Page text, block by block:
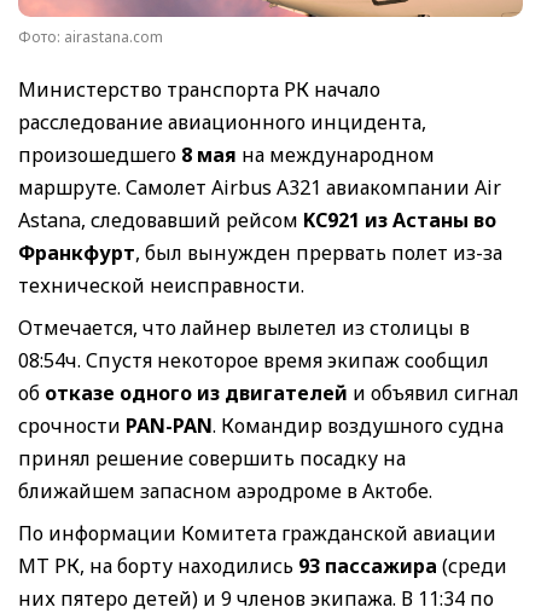
Фото: airastana.com
Министерство транспорта РК начало
расследование авиационного инцидента,
произошедшего 8 мая на международном
маршруте. Самолет Airbus A321 авиакомпании Air
Astana, следовавший рейсом KC921 из Астаны во
Франкфурт, был вынужден прервать полет из-за
технической неисправности.
Отмечается, что лайнер вылетел из столицы в
08:54ч. Спустя некоторое время экипаж сообщил
об отказе одного из двигателей и объявил сигнал
срочности PAN-PAN. Командир воздушного судна
принял решение совершить посадку на
ближайшем запасном аэродроме в Актобе.
По информации Комитета гражданской авиации
МТ РК, на борту находились 93 пассажира (среди
них пятеро детей) и 9 членов экипажа. В 11:34 по